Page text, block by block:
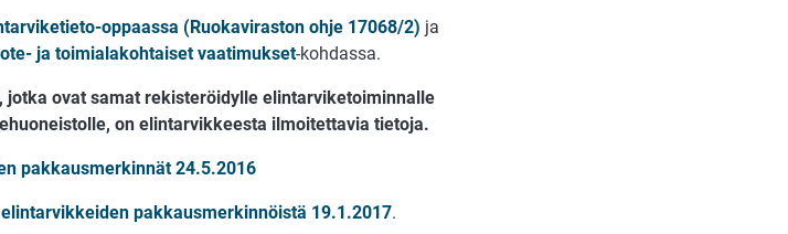
oppaassa (Ruokaviraston ohje 17068/2) ja
ja toimialakohtaiset vaatimukset-kohdassa.
, jotka ovat samat rekisteröidylle elintarviketoiminnalle
on elintarvikkeesta ilmoitettavia tietoja.
pakkausmerkinnät 24.5.2016
pakkausmerkinnöistä 19.1.2017.